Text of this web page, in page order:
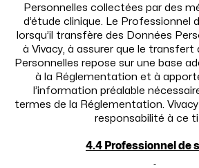
Personnelles collectées par des
d’étude clinique. Le Professionnel
lorsqu’il transfère des Données
à Vivacy, à assurer que le transfert
Personnelles repose sur une base
à la Réglementation et à
l’information préalable
termes de la Réglementation.
responsabilité à ce
4.4 Professionnel de